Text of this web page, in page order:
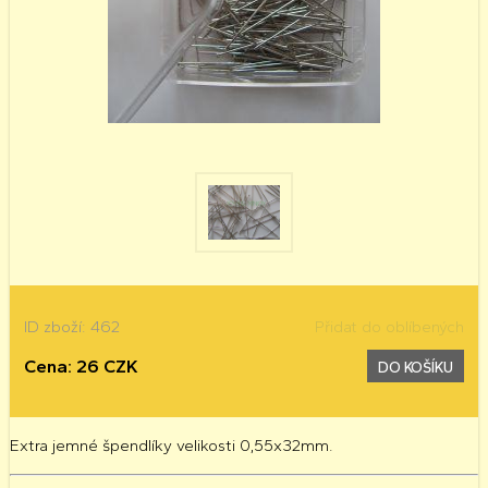
ID zboží: 462 Přidat do oblíbených
Cena: 26 CZK DO KOŠÍKU
Extra jemné špendlíky velikosti 0,55x32mm.